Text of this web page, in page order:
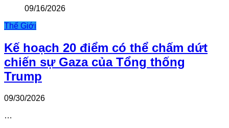
09/16/2026
Thế Giới
Kế hoạch 20 điểm có thể chấm dứt
chiến sự Gaza của Tổng thống
Trump
09/30/2026
…